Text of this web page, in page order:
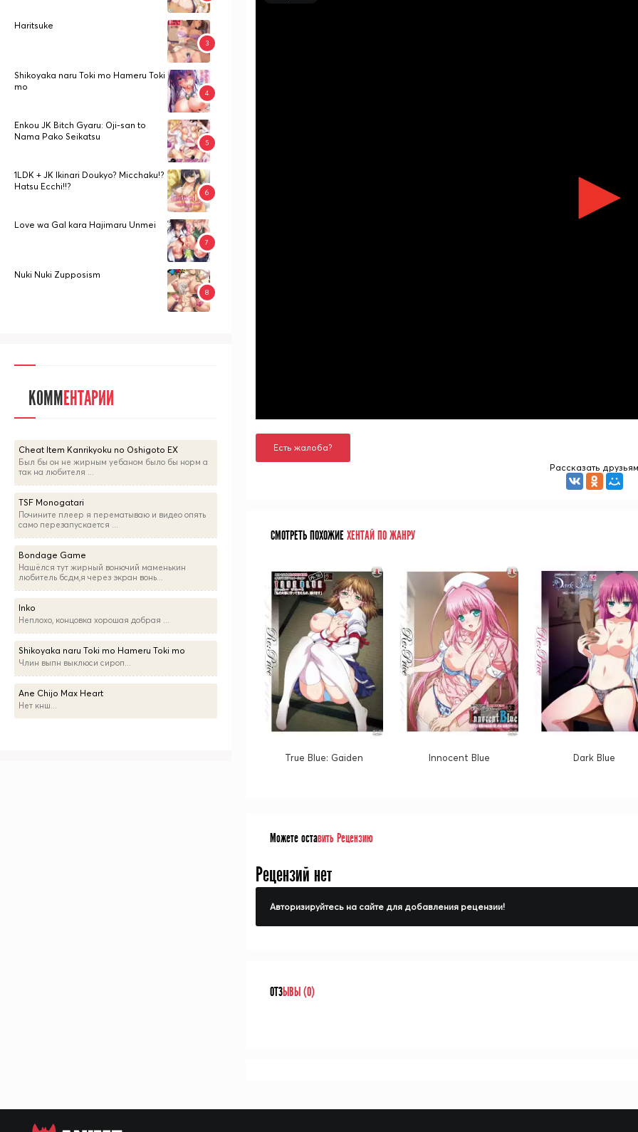
Есть жалоба?
Рассказать друзьям
СМОТРЕТЬ ПОХОЖИЕХЕНТАЙ ПО ЖАНРУ
True Blue: Gaiden Innocent Blue Dark Blue
Можете оставить Рецензию
Рецензий нет
Авторизируйтесь на сайте для добавления рецензии!
ОТЗЫВЫ (0)
Haritsuke
Shikoyaka naru Toki mo Hameru Toki
mo
Enkou JK Bitch Gyaru: Oji-san to
Nama Pako Seikatsu
1LDK + JK Ikinari Doukyo? Micchaku!?
Hatsu Ecchi!!?
Love wa Gal kara Hajimaru Unmei
Nuki Nuki Zupposism
КОММЕНТАРИИ
Cheat Item Kanrikyoku no Oshigoto EX
Был бы он не жирным уебаном было бы норм а
так на любителя ...
TSF Monogatari
Почините плеер я перематываю и видео опять
само перезапускается ...
Bondage Game
Нашёлся тут жирный вонючий маменькин
любитель бсдм,я через экран вонь...
Inko
Неплохо, концовка хорошая добрая ...
Shikoyaka naru Toki mo Hameru Toki mo
Члин выпн выклюси сироп...
Ane Chijo Max Heart
Нет кнш...